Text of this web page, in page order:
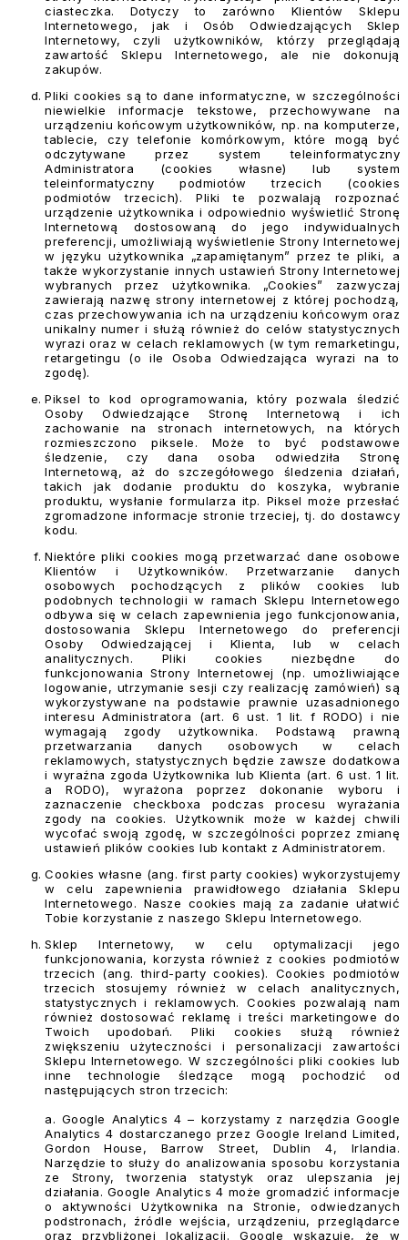
ciasteczka. Dotyczy to zarówno Klientów Sklepu
Internetowego, jak i Osób Odwiedzających Sklep
Internetowy, czyli użytkowników, którzy przeglądają
zawartość Sklepu Internetowego, ale nie dokonują
zakupów.
Pliki cookies są to dane informatyczne, w szczególności
niewielkie informacje tekstowe, przechowywane na
urządzeniu końcowym użytkowników, np. na komputerze,
tablecie, czy telefonie komórkowym, które mogą być
odczytywane przez system teleinformatyczny
Administratora (cookies własne) lub system
teleinformatyczny podmiotów trzecich (cookies
podmiotów trzecich). Pliki te pozwalają rozpoznać
urządzenie użytkownika i odpowiednio wyświetlić Stronę
Internetową dostosowaną do jego indywidualnych
preferencji, umożliwiają wyświetlenie Strony Internetowej
w języku użytkownika „zapamiętanym” przez te pliki, a
także wykorzystanie innych ustawień Strony Internetowej
wybranych przez użytkownika. „Cookies” zazwyczaj
zawierają nazwę strony internetowej z której pochodzą,
czas przechowywania ich na urządzeniu końcowym oraz
unikalny numer i służą również do celów statystycznych
wyrazi oraz w celach reklamowych (w tym remarketingu,
retargetingu (o ile Osoba Odwiedzająca wyrazi na to
zgodę).
Piksel to kod oprogramowania, który pozwala śledzić
Osoby Odwiedzające Stronę Internetową i ich
zachowanie na stronach internetowych, na których
rozmieszczono piksele. Może to być podstawowe
śledzenie, czy dana osoba odwiedziła Stronę
Internetową, aż do szczegółowego śledzenia działań,
takich jak dodanie produktu do koszyka, wybranie
produktu, wysłanie formularza itp. Piksel może przesłać
zgromadzone informacje stronie trzeciej, tj. do dostawcy
kodu.
Niektóre pliki cookies mogą przetwarzać dane osobowe
Klientów i Użytkowników. Przetwarzanie danych
osobowych pochodzących z plików cookies lub
podobnych technologii w ramach Sklepu Internetowego
odbywa się w celach zapewnienia jego funkcjonowania,
dostosowania Sklepu Internetowego do preferencji
Osoby Odwiedzającej i Klienta, lub w celach
analitycznych. Pliki cookies niezbędne do
funkcjonowania Strony Internetowej (np. umożliwiające
logowanie, utrzymanie sesji czy realizację zamówień) są
wykorzystywane na podstawie prawnie uzasadnionego
interesu Administratora (art. 6 ust. 1 lit. f RODO) i nie
wymagają zgody użytkownika. Podstawą prawną
przetwarzania danych osobowych w celach
reklamowych, statystycznych będzie zawsze dodatkowa
i wyraźna zgoda Użytkownika lub Klienta (art. 6 ust. 1 lit.
a RODO), wyrażona poprzez dokonanie wyboru i
zaznaczenie checkboxa podczas procesu wyrażania
zgody na cookies. Użytkownik może w każdej chwili
wycofać swoją zgodę, w szczególności poprzez zmianę
ustawień plików cookies lub kontakt z Administratorem.
Cookies własne (ang. first party cookies) wykorzystujemy
w celu zapewnienia prawidłowego działania Sklepu
Internetowego. Nasze cookies mają za zadanie ułatwić
Tobie korzystanie z naszego Sklepu Internetowego.
Sklep Internetowy, w celu optymalizacji jego
funkcjonowania, korzysta również z cookies podmiotów
trzecich (ang. third-party cookies). Cookies podmiotów
trzecich stosujemy również w celach analitycznych,
statystycznych i reklamowych. Cookies pozwalają nam
również dostosować reklamę i treści marketingowe do
Twoich upodobań. Pliki cookies służą również
zwiększeniu użyteczności i personalizacji zawartości
Sklepu Internetowego. W szczególności pliki cookies lub
inne technologie śledzące mogą pochodzić od
następujących stron trzecich:
a. Google Analytics 4– korzystamy z narzędzia Google
Analytics 4 dostarczanego przez Google Ireland Limited,
Gordon House, Barrow Street, Dublin 4, Irlandia.
Narzędzie to służy do analizowania sposobu korzystania
ze Strony, tworzenia statystyk oraz ulepszania jej
działania. Google Analytics 4 może gromadzić informacje
o aktywności Użytkownika na Stronie, odwiedzanych
podstronach, źródle wejścia, urządzeniu, przeglądarce
oraz przybliżonej lokalizacji. Google wskazuje, że w